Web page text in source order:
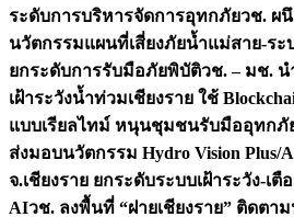
ระดับการบริหารจัดการอุทกภัยวช. ผ
นวัตกรรมแผนที่เสี่ยงภัยน้ำแม่สาย-ร
ยกระดับการรับมือภัยพิบัติวช. – มช. น
เฝ้าระวังน้ำท่วมเชียงราย ใช้
แบบเรียลไทม์ หนุนชุมชนรับมืออุทกภั
ส่งมอบนวัตกรรม Hydro Vision Plus/
จ.เชียงราย ยกระดับระบบเฝ้าระวัง-
AIวช. ลงพื้นที่ “ฝายเชียงราย” ติดตา